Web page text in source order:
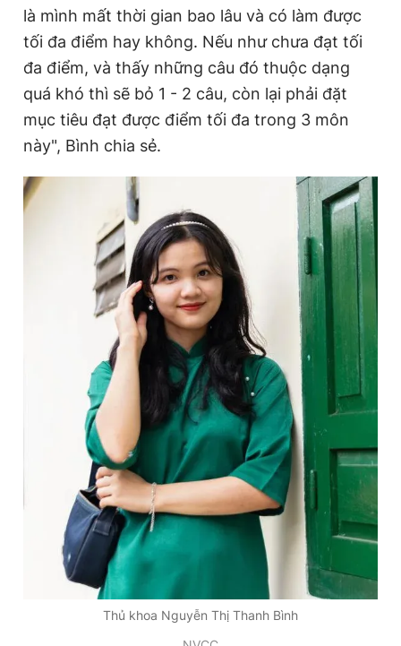
là mình mất thời gian bao lâu và có làm được
tối đa điểm hay không. Nếu như chưa đạt tối
đa điểm, và thấy những câu đó thuộc dạng
quá khó thì sẽ bỏ 1 - 2 câu, còn lại phải đặt
mục tiêu đạt được điểm tối đa trong 3 môn
này", Bình chia sẻ.
Thủ khoa Nguyễn Thị Thanh Bình